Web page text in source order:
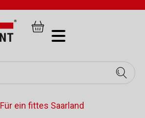
Für ein fittes Saarland